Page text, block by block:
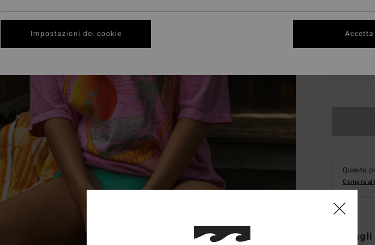
Questo
Compra
Impostazioni dei cookie